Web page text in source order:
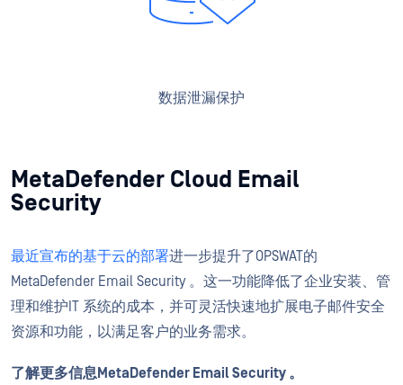
数据泄漏保护
MetaDefender Cloud Email
Security
最近宣布的基于云的部署进一步提升了OPSWAT的
MetaDefender Email Security 。这一功能降低了企业安装、管
理和维护IT 系统的成本，并可灵活快速地扩展电子邮件安全
资源和功能，以满足客户的业务需求。
了解更多信息MetaDefender Email Security 。